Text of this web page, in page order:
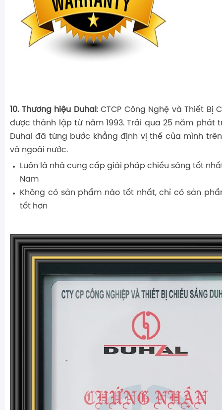
10. Thương hiệu Duhal : CTCP Công Nghệ và Thiết Bị
được thành lập từ năm 1993. Trải qua 25 năm phát
Duhal đã từng bước khẳng định vị thế của mình
và ngoài nước.
Luôn là nhà cung cấp giải pháp chiếu sáng tốt
Nam
Không có sản phẩm nào tốt nhất, chỉ có sản
tốt hơn